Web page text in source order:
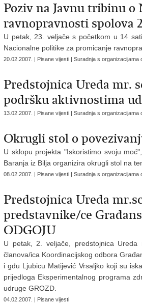
Poziv na Javnu tribinu
ravnopravnosti spolova
U petak, 23. veljače s početkom u 14
Nacionalne politike za promicanje
20.02.2007. | Pisane vijesti | Suradnja s organizacijama
Predstojnica Ureda mr.
podršku aktivnostima
13.02.2007. | Pisane vijesti | Suradnja s organizacijama
Okrugli stol o
U sklopu projekta "Iskoristimo svoju
Baranja iz Bilja organizira okrugli stol na
08.02.2007. | Pisane vijesti | Suradnja s organizacijama
Predstojnica Ureda
predstavnike/ce
ODGOJU
U petak, 2. veljače, predstojnica
članova/ica Koordinacijskog odbora
i gđu Ljubicu Matijević Vrsaljko koji su
prijedloga Eksperimentalnog programa
udruge GROZD.
04.02.2007. | Pisane vijesti